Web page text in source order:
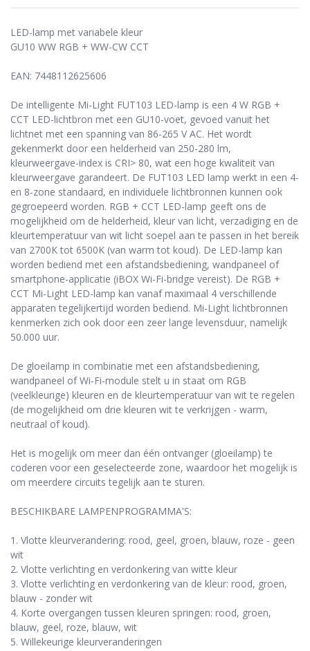
LED-lamp met variabele kleur
GU10 WW RGB + WW-CW CCT
EAN: 7448112625606
De intelligente Mi-Light FUT103 LED-lamp is een 4 W RGB +
CCT LED-lichtbron met een GU10-voet, gevoed vanuit het
lichtnet met een spanning van 86-265 V AC. Het wordt
gekenmerkt door een helderheid van 250-280 lm,
kleurweergave-index is CRI> 80, wat een hoge kwaliteit van
kleurweergave garandeert. De FUT103 LED lamp werkt in een 4-
en 8-zone standaard, en individuele lichtbronnen kunnen ook
gegroepeerd worden. RGB + CCT LED-lamp geeft ons de
mogelijkheid om de helderheid, kleur van licht, verzadiging en de
kleurtemperatuur van wit licht soepel aan te passen in het bereik
van 2700K tot 6500K (van warm tot koud). De LED-lamp kan
worden bediend met een afstandsbediening, wandpaneel of
smartphone-applicatie (iBOX Wi-Fi-bridge vereist). De RGB +
CCT Mi-Light LED-lamp kan vanaf maximaal 4 verschillende
apparaten tegelijkertijd worden bediend. Mi-Light lichtbronnen
kenmerken zich ook door een zeer lange levensduur, namelijk
50.000 uur.
De gloeilamp in combinatie met een afstandsbediening,
wandpaneel of Wi-Fi-module stelt u in staat om RGB
(veelkleurige) kleuren en de kleurtemperatuur van wit te regelen
(de mogelijkheid om drie kleuren wit te verkrijgen - warm,
neutraal of koud).
Het is mogelijk om meer dan één ontvanger (gloeilamp) te
coderen voor een geselecteerde zone, waardoor het mogelijk is
om meerdere circuits tegelijk aan te sturen.
BESCHIKBARE LAMPENPROGRAMMA'S:
1. Vlotte kleurverandering: rood, geel, groen, blauw, roze - geen
wit
2. Vlotte verlichting en verdonkering van witte kleur
3. Vlotte verlichting en verdonkering van de kleur: rood, groen,
blauw - zonder wit
4. Korte overgangen tussen kleuren springen: rood, groen,
blauw, geel, roze, blauw, wit
5. Willekeurige kleurveranderingen